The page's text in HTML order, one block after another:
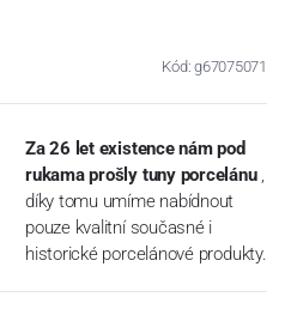
Kód: g67075071
Za 26 let existence nám pod
rukama prošly tuny porcelánu ,
díky tomu umíme nabídnout
pouze kvalitní současné i
historické porcelánové produkty.